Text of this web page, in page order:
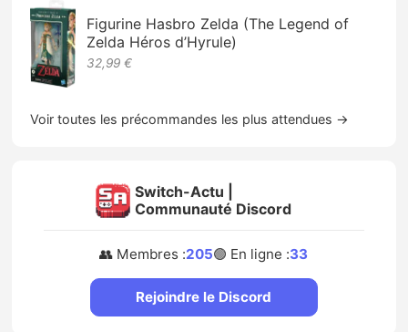
Figurine Hasbro Zelda (The Legend of
Zelda Héros d’Hyrule)
32,99 €
Voir toutes les précommandes les plus attendues →
Switch-Actu |
Communauté Discord
👥 Membres :205🟢 En ligne :33
Rejoindre le Discord